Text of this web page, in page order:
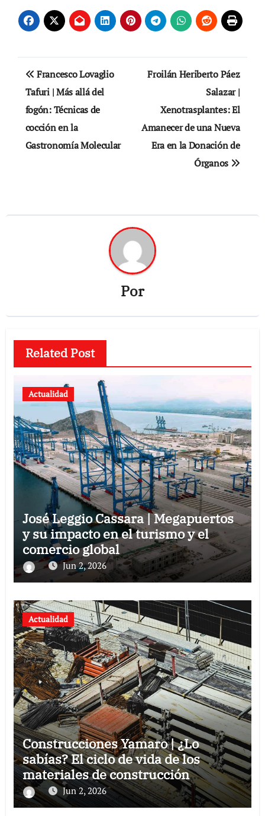
entradas
Navegación
de
entradas
Francesco Lovaglio
Tafuri | Más allá del
fogón: Técnicas de
cocción en la
Gastronomía Molecular
Froilán Heriberto Páez
Salazar |
Xenotrasplantes: El
Amanecer de una Nueva
Era en la Donación de
Órganos
Por
Related Post
Actualidad
José Leggio Cassara | Megapuertos
y su impacto en el turismo y el
comercio global
Jun 2, 2026
Actualidad
Construcciones Yamaro | ¿Lo
sabías? El ciclo de vida de los
materiales de construcción
revoluciona eficiencia en proyectos
modernos
Jun 2, 2026